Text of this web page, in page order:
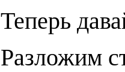
Теперь
Разложим